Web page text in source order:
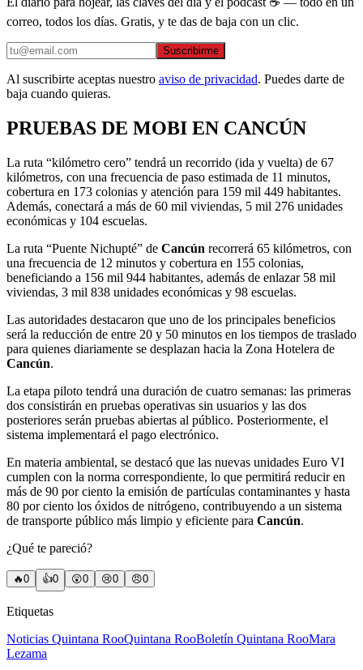
correo, todos los días. Gratis, y te das de baja con un clic.
Suscribirme
Al suscribirte aceptas nuestro aviso de privacidad. Puedes darte de
baja cuando quieras.
PRUEBAS DE MOBI EN CANCÚN
La ruta “kilómetro cero” tendrá un recorrido (ida y vuelta) de 67
kilómetros, con una frecuencia de paso estimada de 11 minutos,
cobertura en 173 colonias y atención para 159 mil 449 habitantes.
Además, conectará a más de 60 mil viviendas, 5 mil 276 unidades
económicas y 104 escuelas.
La ruta “Puente Nichupté” de Cancún recorrerá 65 kilómetros, con
una frecuencia de 12 minutos y cobertura en 155 colonias,
beneficiando a 156 mil 944 habitantes, además de enlazar 58 mil
viviendas, 3 mil 838 unidades económicas y 98 escuelas.
Las autoridades destacaron que uno de los principales beneficios
será la reducción de entre 20 y 50 minutos en los tiempos de traslado
para quienes diariamente se desplazan hacia la Zona Hotelera de
Cancún.
La etapa piloto tendrá una duración de cuatro semanas: las primeras
dos consistirán en pruebas operativas sin usuarios y las dos
posteriores serán pruebas abiertas al público. Posteriormente, el
sistema implementará el pago electrónico.
En materia ambiental, se destacó que las nuevas unidades Euro VI
cumplen con la norma correspondiente, lo que permitirá reducir en
más de 90 por ciento la emisión de partículas contaminantes y hasta
80 por ciento los óxidos de nitrógeno, contribuyendo a un sistema
de transporte público más limpio y eficiente para Cancún.
¿Qué te pareció?
🔥0 👍0 😲0 😢0 😠0
Etiquetas
Noticias Quintana RooQuintana RooBoletín Quintana RooMara
Lezama